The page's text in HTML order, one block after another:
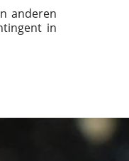
anderen
in